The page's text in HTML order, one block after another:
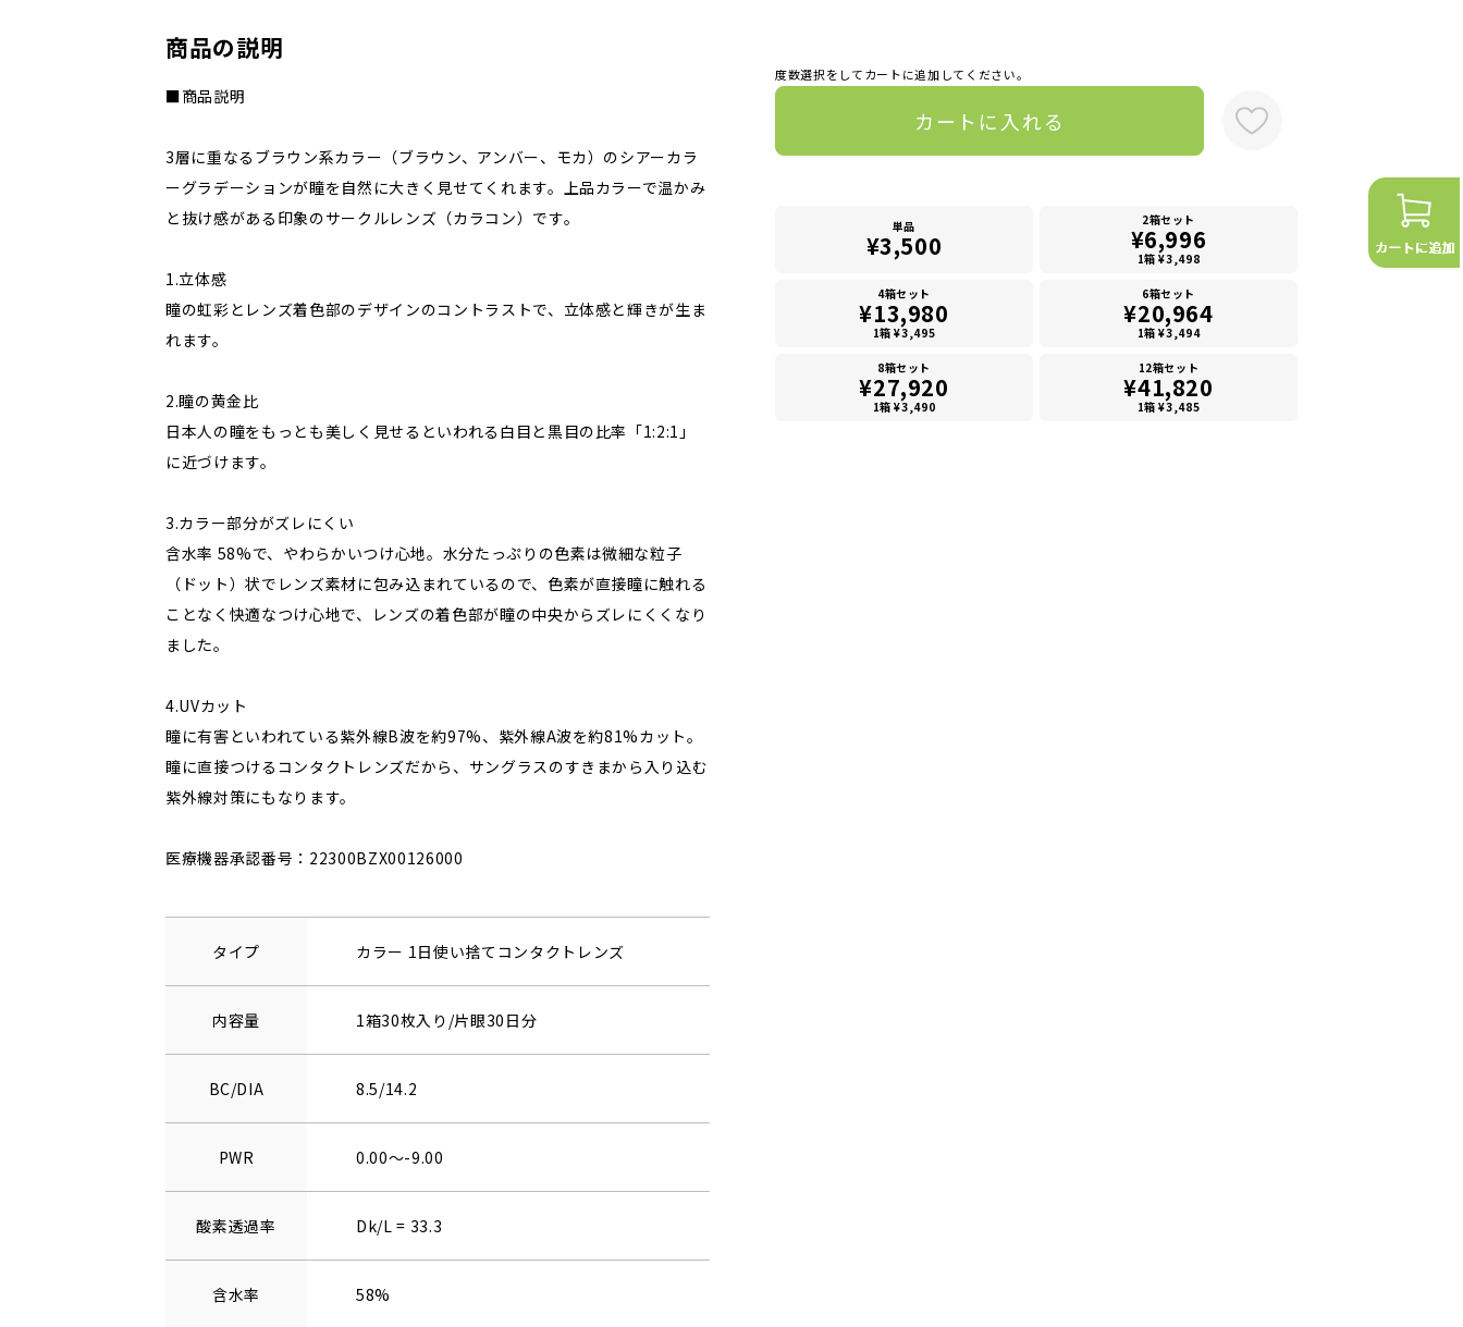
商品の説明
■商品説明
3層に重なるブラウン系カラー（ブラウン、アンバー、モカ）のシアーカラ
ーグラデーションが瞳を自然に大きく見せてくれます。上品カラーで温かみ
と抜け感がある印象のサークルレンズ（カラコン）です。
1.立体感
瞳の虹彩とレンズ着色部のデザインのコントラストで、立体感と輝きが生ま
れます。
2.瞳の黄金比
日本人の瞳をもっとも美しく見せるといわれる白目と黒目の比率「1:2:1」
に近づけます。
3.カラー部分がズレにくい
含水率 58%で、やわらかいつけ心地。水分たっぷりの色素は微細な粒子
（ドット）状でレンズ素材に包み込まれているので、色素が直接瞳に触れる
ことなく快適なつけ心地で、レンズの着色部が瞳の中央からズレにくくなり
ました。
4.UVカット
瞳に有害といわれている紫外線B波を約97%、紫外線A波を約81%カット。
瞳に直接つけるコンタクトレンズだから、サングラスのすきまから入り込む
紫外線対策にもなります。
医療機器承認番号：22300BZX00126000
タイプ カラー 1日使い捨てコンタクトレンズ
内容量 1箱30枚入り/片眼30日分
BC/DIA 8.5/14.2
PWR 0.00～-9.00
酸素透過率 Dk/L = 33.3
含水率 58%
度数選択をしてカートに追加してください。
カートに入れる
単品
¥3,500
2箱セット
¥6,996
1箱 ¥3,498
4箱セット
¥13,980
1箱 ¥3,495
6箱セット
¥20,964
1箱 ¥3,494
8箱セット
¥27,920
1箱 ¥3,490
12箱セット
¥41,820
1箱 ¥3,485